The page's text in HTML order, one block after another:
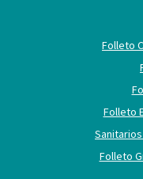
Folleto
Folleto
Folleto